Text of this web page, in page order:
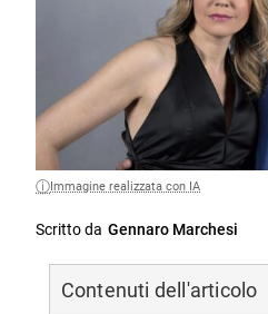
Immagine realizzata con IA
Scritto da Gennaro Marchesi
Contenuti dell'articolo